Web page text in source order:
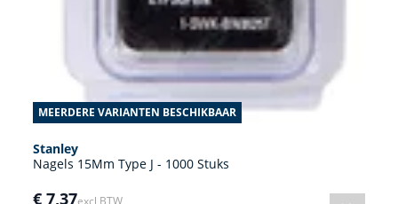
MEERDERE VARIANTEN BESCHIKBAAR
Stanley
Nagels 15Mm Type J - 1000 Stuks
€ 7,37excl BTW